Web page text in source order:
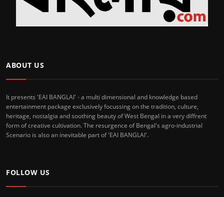
ABOUT US
It presents 'EAI BANGLAI' - a multi dimensional and knowledge based
entertainment package exclusively focussing on the tradition, culture,
heritage, nostalgia and soothing beauty of West Bengal in a very diffrent
form of creative cultivation. The resurgence of Bengal's agro-industrial
Scenario is also an inevitable part of 'EAI BANGLAI'.
FOLLOW US